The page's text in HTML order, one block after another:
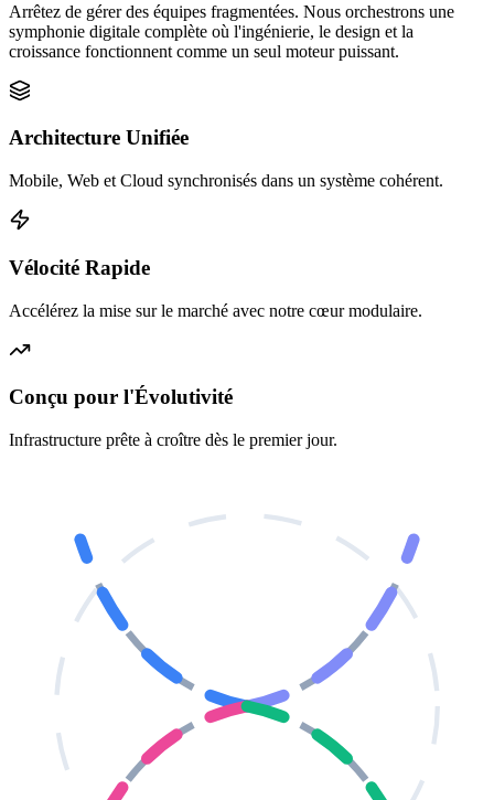
Arrêtez de gérer des équipes fragmentées. Nous orchestrons une
symphonie digitale complète où l'ingénierie, le design et la
croissance fonctionnent comme un seul moteur puissant.
Architecture Unifiée
Mobile, Web et Cloud synchronisés dans un système cohérent.
Vélocité Rapide
Accélérez la mise sur le marché avec notre cœur modulaire.
Conçu pour l'Évolutivité
Infrastructure prête à croître dès le premier jour.